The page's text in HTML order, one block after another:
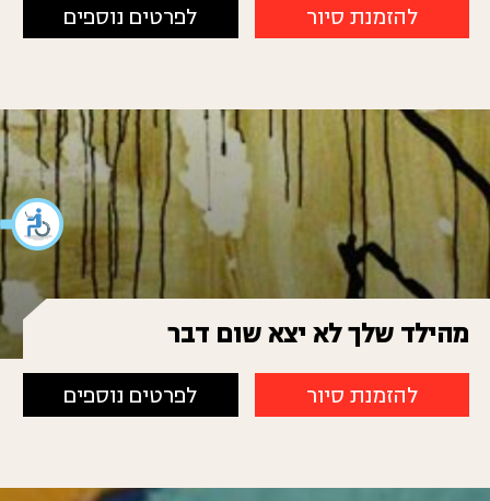
להזמנת סיור לפרטים נוספים
מהילד שלך לא יצא שום דבר
להזמנת סיור לפרטים נוספים